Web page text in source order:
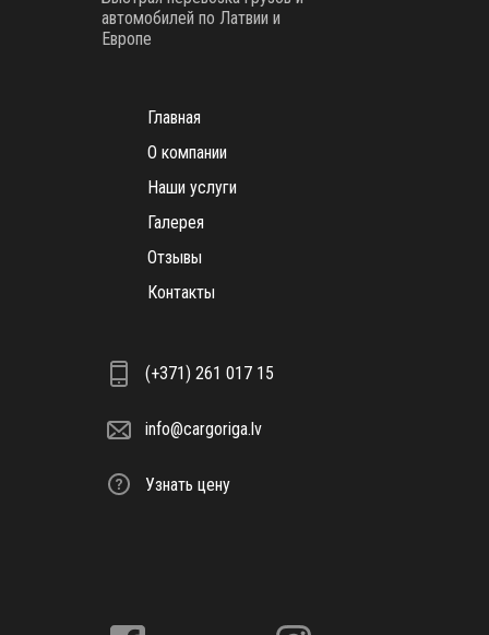
автомобилей по Латвии и
Европе
Главная
О компании
Наши услуги
Галерея
Отзывы
Контакты
(+371) 261 017 15
info@cargoriga.lv
Узнать цену